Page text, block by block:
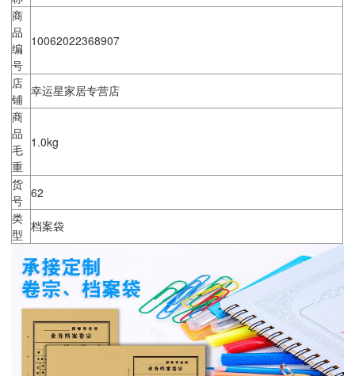
商
品
编
号
10062022368907
店
铺
幸运星家居专营店
商
品
毛
重
1.0kg
货
号 62
类
型
档案袋